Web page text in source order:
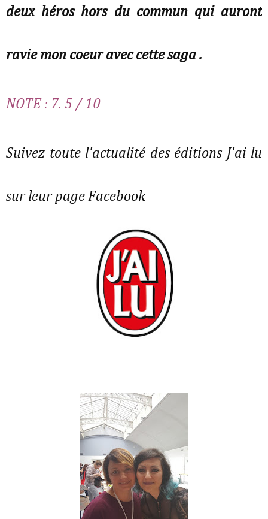
deux héros hors du commun qui auront
ravie mon coeur avec cette saga .
NOTE : 7. 5 / 10
Suivez toute l'actualité des éditions J'ai lu
sur leur page Facebook